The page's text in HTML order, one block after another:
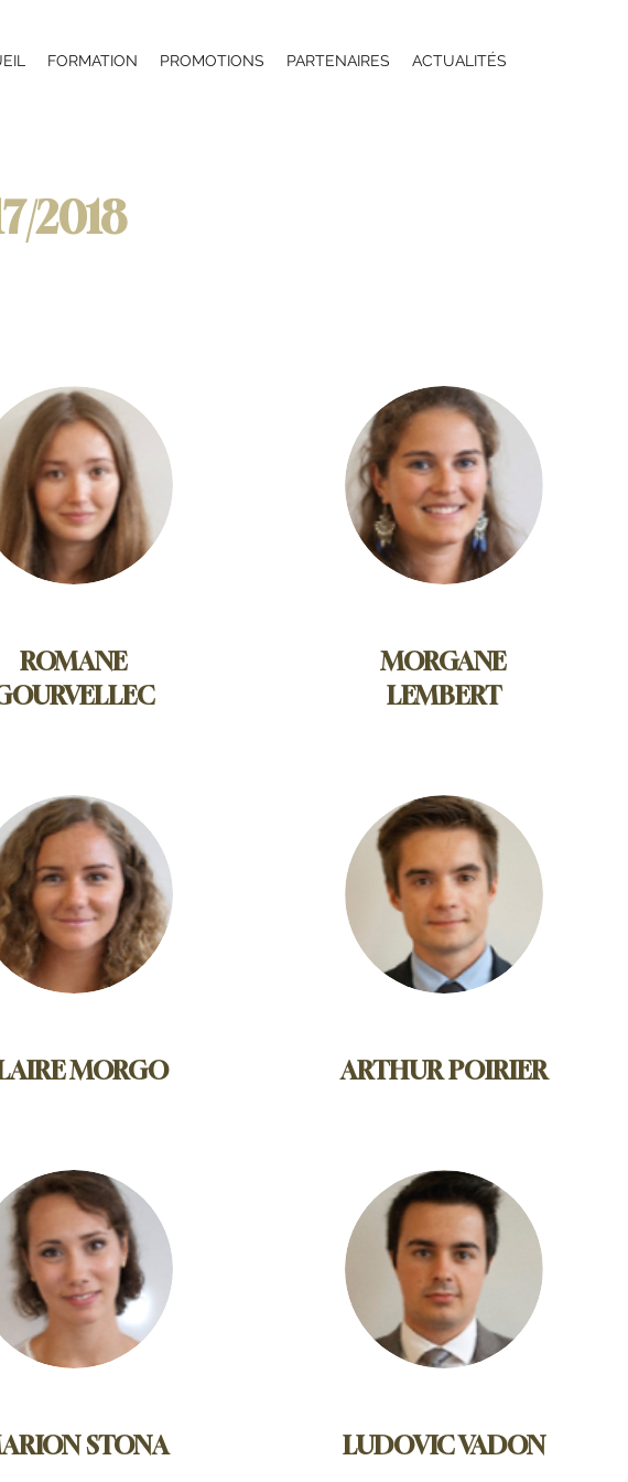
FORMATION PROMOTIONS PARTENAIRES ACTUALITÉS
2018
ROMANE
MORGANE
LEMBERT
MORGO ARTHUR POIRIER
STONA LUDOVIC VADON